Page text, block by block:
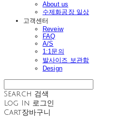
About us
수제화공장 일상
고객센터
Reveiw
FAQ
A/S
1:1문의
발사이즈 보관함
Design
Search 검색
Log In 로그인
Cart장바구니